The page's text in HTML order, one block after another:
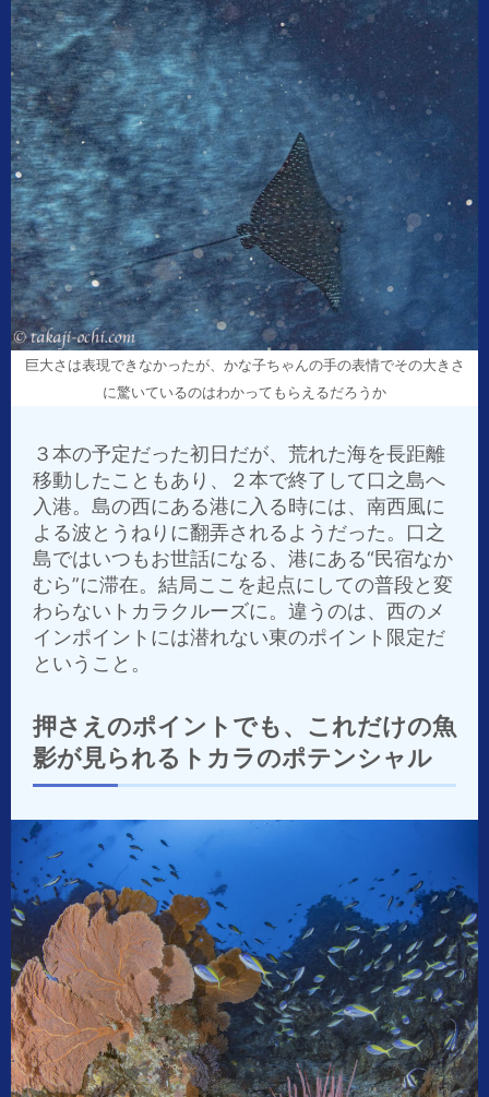
巨大さは表現できなかったが、かな子ちゃんの手の表情でその大きさ
に驚いているのはわかってもらえるだろうか
３本の予定だった初日だが、荒れた海を長距離
移動したこともあり、２本で終了して口之島へ
入港。島の西にある港に入る時には、南西風に
よる波とうねりに翻弄されるようだった。口之
島ではいつもお世話になる、港にある“民宿なか
むら”に滞在。結局ここを起点にしての普段と変
わらないトカラクルーズに。違うのは、西のメ
インポイントには潜れない東のポイント限定だ
ということ。
押さえのポイントでも、これだけの魚
影が見られるトカラのポテンシャル